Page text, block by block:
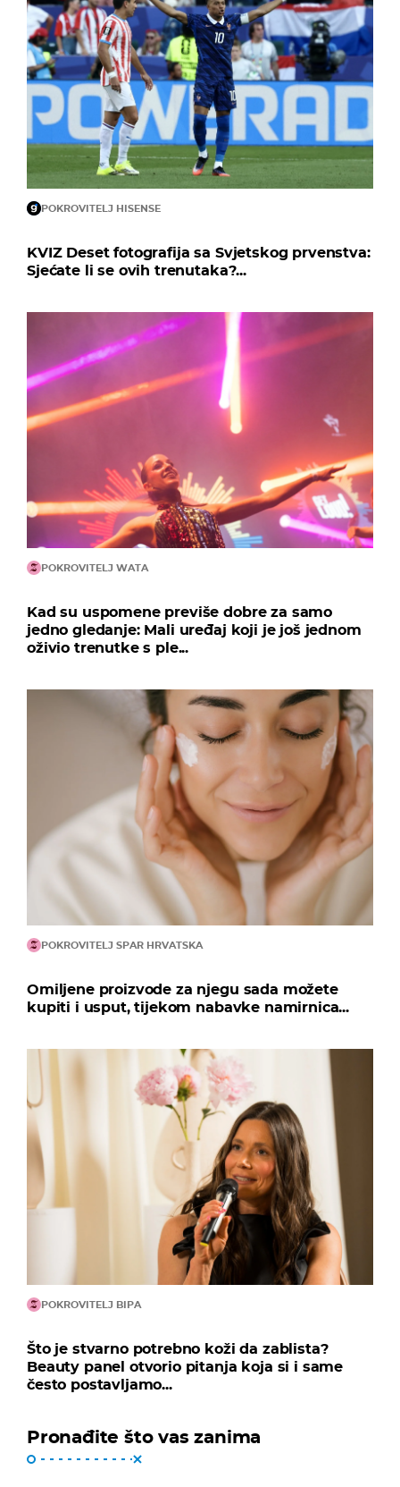
POKROVITELJ HISENSE
KVIZ Deset fotografija sa Svjetskog prvenstva:
Sjećate li se ovih trenutaka?...
POKROVITELJ WATA
Kad su uspomene previše dobre za samo
jedno gledanje: Mali uređaj koji je još jednom
oživio trenutke s ple...
POKROVITELJ SPAR HRVATSKA
Omiljene proizvode za njegu sada možete
kupiti i usput, tijekom nabavke namirnica...
POKROVITELJ BIPA
Što je stvarno potrebno koži da zablista?
Beauty panel otvorio pitanja koja si i same
često postavljamo...
Pronađite što vas zanima